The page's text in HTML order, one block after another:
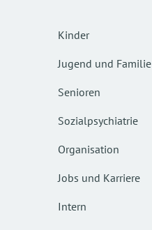
Kinder
Jugend und Familie
Senioren
Sozialpsychiatrie
Organisation
Jobs und Karriere
Intern